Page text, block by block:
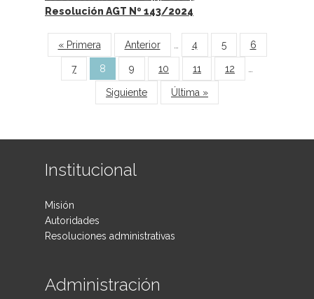
Resolución AGT Nº 143/2024
Páginas
« Primera Anterior 4 5 6
7 8 9 10 11 12
Siguiente Última »
Institucional
Misión
Autoridades
Resoluciones administrativas
Administración